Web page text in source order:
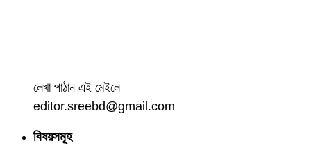
লেখা পাঠান এই মেইলে
editor.sreebd@gmail.com
বিষয়সমূহ